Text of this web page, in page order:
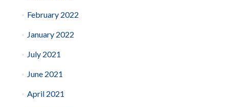
February 2022
January 2022
July 2021
June 2021
April 2021